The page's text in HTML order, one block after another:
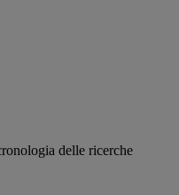
delle ricerche